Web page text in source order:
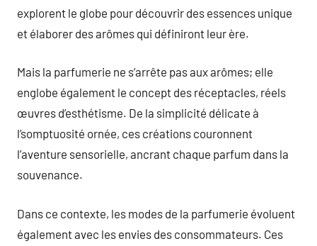
explorent le globe pour découvrir des essences unique
et élaborer des arômes qui définiront leur ère.
Mais la parfumerie ne s’arrête pas aux arômes; elle
englobe également le concept des réceptacles, réels
œuvres d’esthétisme. De la simplicité délicate à
l’somptuosité ornée, ces créations couronnent
l’aventure sensorielle, ancrant chaque parfum dans la
souvenance.
Dans ce contexte, les modes de la parfumerie évoluent
également avec les envies des consommateurs. Ces